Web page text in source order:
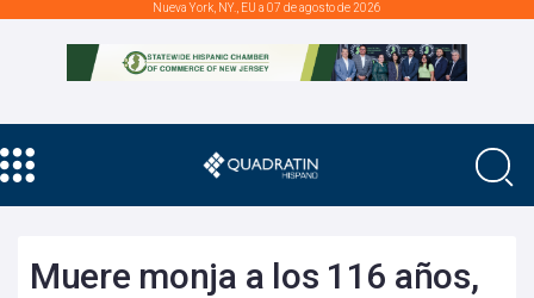
Nueva York, NY., EU a 07 de agosto de 2026
Muere monja a los 116 años,